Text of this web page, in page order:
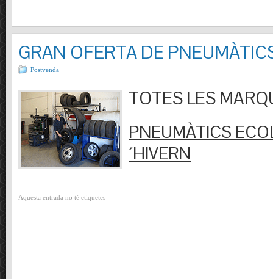
GRAN OFERTA DE
Postvenda
TOTES LES
PNEUMÀTICS
´HIVERN
Aquesta entrada no té etiquetes